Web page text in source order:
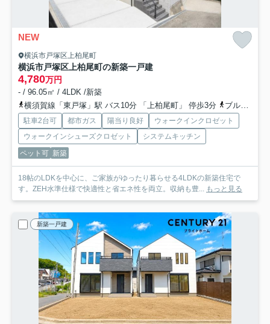
NEW
横浜市戸塚区上柏尾町
横浜市戸塚区上柏尾町の新築一戸建
4,780万円
- / 96.05㎡ / 4LDK /新築
横須賀線「東戸塚」駅 バス10分 「上柏尾町」 停歩3分
ブルーライン「下永谷」駅 徒歩25分
駐車2台可 都市ガス 陽当り良好
ウォークインクロゼット
ウォークインシューズクロゼット
システムキッチン
ペット可 新築
18帖のLDKを中心に、ご家族がゆったり暮らせる4LDKの新築住宅で
す。ZEH水準仕様で快適性と省エネ性を両立。収納も豊... もっと見る
新築一戸建